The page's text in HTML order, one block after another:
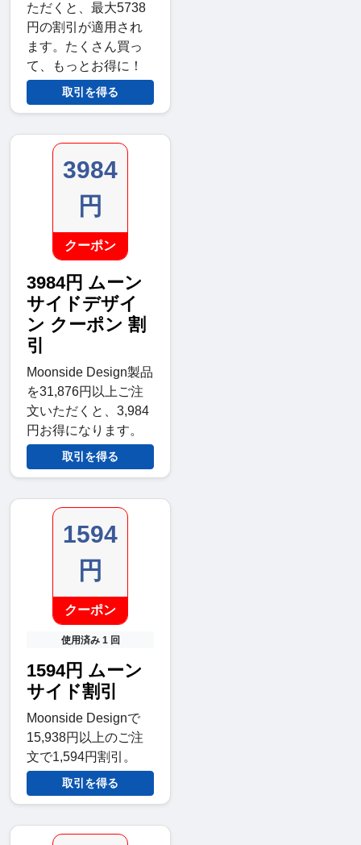
ただくと、最大5738
円の割引が適用され
ます。たくさん買っ
て、もっとお得に！
取引を得る
3984
円
クーポン
3984円 ムーン
サイドデザイ
ン クーポン 割
引
Moonside Design製品
を31,876円以上ご注
文いただくと、3,984
円お得になります。
取引を得る
1594
円
クーポン
使用済み 1 回
1594円 ムーン
サイド割引
Moonside Designで
15,938円以上のご注
文で1,594円割引。
取引を得る